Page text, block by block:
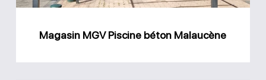
Magasin MGV Piscine béton Malaucène